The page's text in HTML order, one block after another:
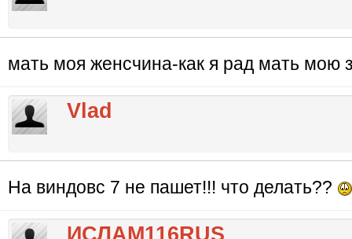
мать моя женсчина-как я рад мать мою
Vlad
На виндовс 7 не пашет!!! что делать??
ИСЛАМ116RUS